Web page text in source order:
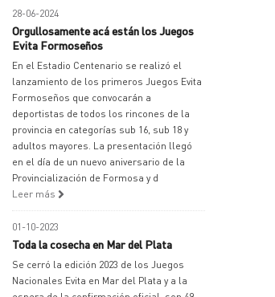
28-06-2024
Orgullosamente acá están los Juegos
Evita Formoseños
En el Estadio Centenario se realizó el
lanzamiento de los primeros Juegos Evita
Formoseños que convocarán a
deportistas de todos los rincones de la
provincia en categorías sub 16, sub 18 y
adultos mayores. La presentación llegó
en el día de un nuevo aniversario de la
Provincialización de Formosa y d
Leer más
01-10-2023
Toda la cosecha en Mar del Plata
Se cerró la edición 2023 de los Juegos
Nacionales Evita en Mar del Plata y a la